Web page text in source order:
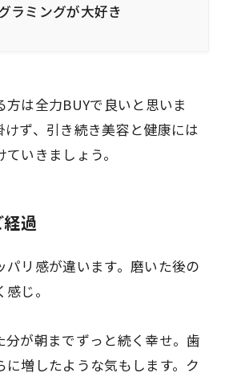
ラミングが大好き
方は全力BUYで良いと思いま
けず、引き続き美容と健康には
いきましょう。
過
パリ感が違います。磨いた後の
じ。
分が朝までずっと続く幸せ。歯
に増したような気もします。ク